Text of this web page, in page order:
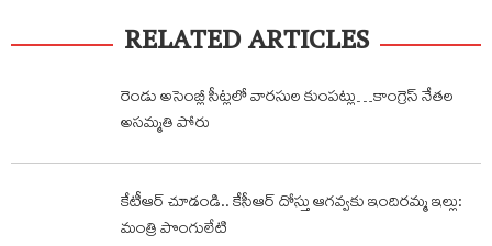
RELATED ARTICLES
రెండు అసెంబ్లీ సీట్లలో వారసుల కుంపట్లు…కాంగ్రెస్ నేతల
అసమ్మతి పోరు
కేటీఆర్ చూడండి.. కేసీఆర్ దోస్తు ఆగవ్వకు ఇందిరమ్మ ఇల్లు:
మంత్రి పొంగులేటి